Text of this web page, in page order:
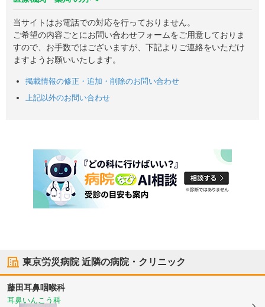
当サイトはお電話での対応を行っておりません。
ご希望の内容ごとにお問い合わせフォームをご用意しておりま
すので、お手数ではございますが、下記よりご連絡をいただけ
ますようお願いいたします。
掲載情報の修正・追加・削除のお問い合わせ
上記以外のお問い合わせ
東京労災病院近隣の病院・クリニック
藤田耳鼻咽喉科
耳鼻いんこう科